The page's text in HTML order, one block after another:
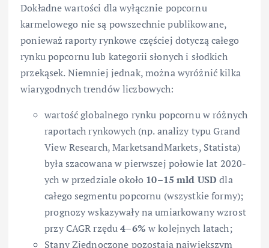
Dokładne wartości dla wyłącznie popcornu
karmelowego nie są powszechnie publikowane,
ponieważ raporty rynkowe częściej dotyczą całego
rynku popcornu lub kategorii słonych i słodkich
przekąsek. Niemniej jednak, można wyróżnić kilka
wiarygodnych trendów liczbowych:
wartość globalnego rynku popcornu w różnych
raportach rynkowych (np. analizy typu Grand
View Research, MarketsandMarkets, Statista)
była szacowana w pierwszej połowie lat 2020-
ych w przedziale około 10–15 mld USD dla
całego segmentu popcornu (wszystkie formy);
prognozy wskazywały na umiarkowany wzrost
przy CAGR rzędu4–6% w kolejnych latach;
Stany Zjednoczone pozostają największym